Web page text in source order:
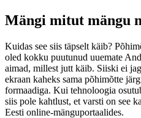
Mängi mitut mängu
Kuidas see siis täpselt käib?
oled kokku puutunud uuemate
aimad, millest jutt käib. Siiski ei
ekraan kaheks sama põhimõtte
formaadiga. Kui tehnoloogia
siis pole kahtlust, et varsti on see
Eesti online-mänguportaalides.